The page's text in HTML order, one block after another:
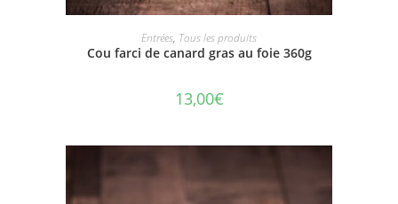
AJOUTER AU PANIER
Entrées, Tous les produits
Cou farci de canard gras au foie 360g
13,00€